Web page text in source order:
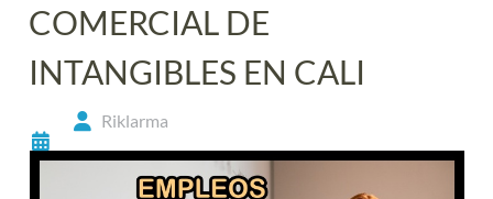
COMERCIAL DE
INTANGIBLES EN CALI
Riklarma